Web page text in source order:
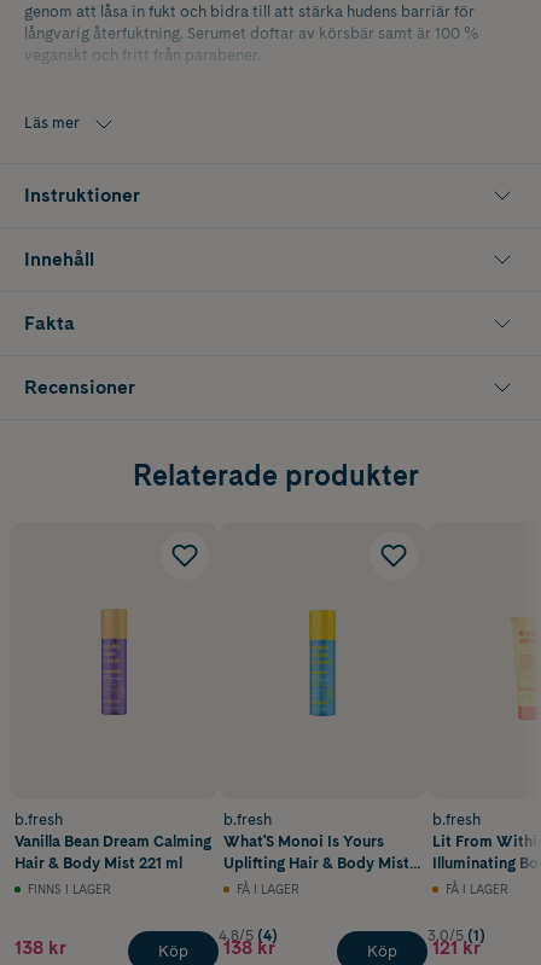
genom att låsa in fukt och bidra till att stärka hudens barriär för
långvarig återfuktning. Serumet doftar av körsbär samt är 100 %
veganskt och fritt från parabener.
Läs mer
Instruktioner
Innehåll
Fakta
Recensioner
Relaterade produkter
b.fresh
Vanilla Bean Dream Calming
Hair & Body Mist 221 ml
FINNS I LAGER
138 kr Köp
b.fresh
What'S Monoi Is Yours
Uplifting Hair & Body Mist
221 ml
FÅ I LAGER
4.8/5 (4)
138 kr Köp
b.fresh
Lit From
Illuminating
236 ml
FÅ I LAGER
3.0/5 (1)
121 kr